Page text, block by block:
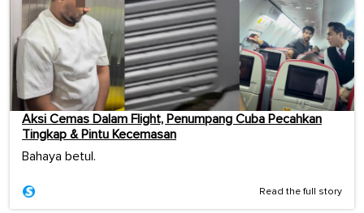
Aksi Cemas Dalam Flight, Penumpang Cuba Pecahkan
Tingkap & Pintu Kecemasan
Bahaya betul.
Read the full story